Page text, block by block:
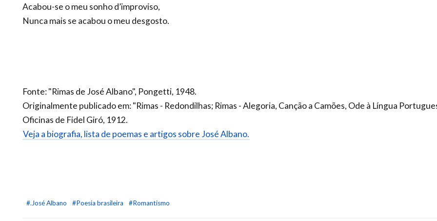
Acabou-se o meu sonho d’improviso,
Nunca mais se acabou o meu desgosto.
Fonte: "Rimas de José Albano", Pongetti, 1948.
Originalmente publicado em: "Rimas - Redondilhas; Rimas - Alegoria, Canção a Camões, Ode à Língua
Oficinas de Fidel Giró, 1912.
Veja a biografia, lista de poemas e artigos sobre José Albano.
#.José Albano #Poesia brasileira #Romantismo